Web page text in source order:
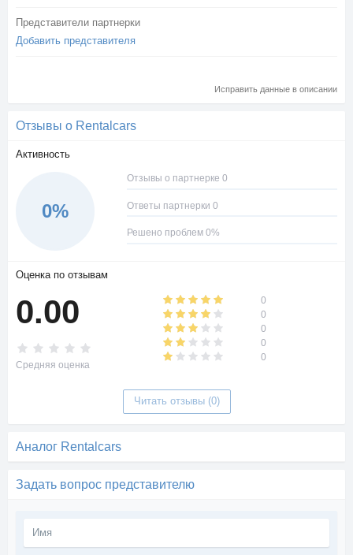
Представители партнерки
Добавить представителя
Исправить данные в описании
Отзывы о Rentalcars
Активность
0%
Отзывы о партнерке 0
Ответы партнерки 0
Решено проблем 0%
Оценка по отзывам
0.00
Средняя оценка
0
0
0
0
0
Читать отзывы (0)
Аналог Rentalcars
Задать вопрос представителю